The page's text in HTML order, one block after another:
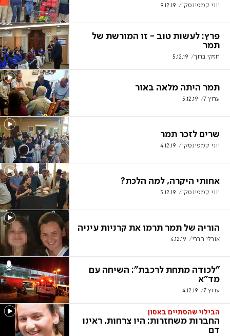
יוני קמפינסקי 9.12.19
פרץ: לעשות טוב - זו המורשת של
תמר
חזקי ברוך 5.12.19
תמר היתה מלאה באור
ערוץ 7 5.12.19
שרים לזכר תמר
יוני קמפינסקי 4.12.19
אחותי היקרה, למה הלכת?
יוני קמפינסקי 5.12.19
הוריה של תמר תרמו את קרניות עיניה
אורלי הררי 4.12.19
"לכודה מתחת לרכבת": השיחה עם
מד״א
ערוץ 7 4.12.19
הבילוי שהסתיים באסון
החברות משחזרות: היו צרחות, ראינו
דם